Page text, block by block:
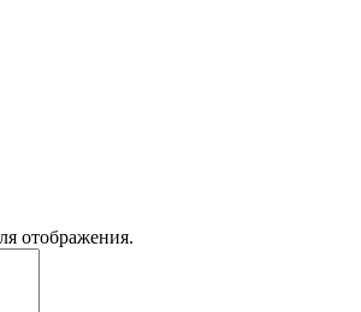
отображения.